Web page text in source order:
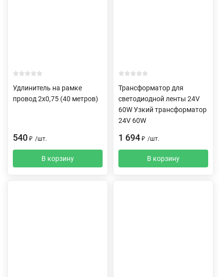
Удлинитель на рамке
провод 2х0,75 (40 метров)
540 ₽ /шт.
В корзину
Трансформатор для
светодиодной ленты 24V
60W Узкий трансформатор
24V 60W
1 694 ₽ /шт.
В корзину